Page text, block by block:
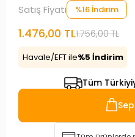
Satış Fiyatı %16 İndirim
1.476,00 TL1.756,00 TL
Havale/EFT ile%5 İndirim
Tüm